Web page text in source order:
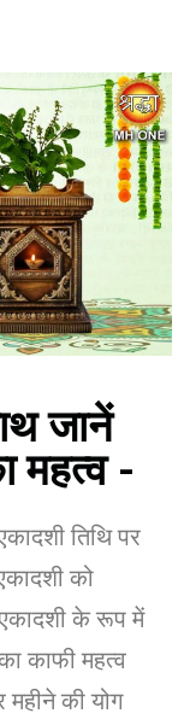
जानें
महत्व -
तिथि पर
को
एकादशी के रूप में
काफी महत्व
महीने की योग